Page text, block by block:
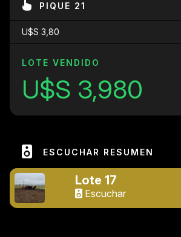
PIQUE 21
U$S 3,80
LOTE VENDIDO
U$S 3,980
ESCUCHAR RESUMEN
Lote 17
Escuchar